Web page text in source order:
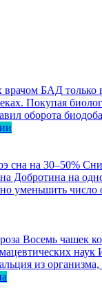
БАД только
Покупая
оборота
сна на 30–50%
Добротина на
уменьшить
Восемь чашек
из